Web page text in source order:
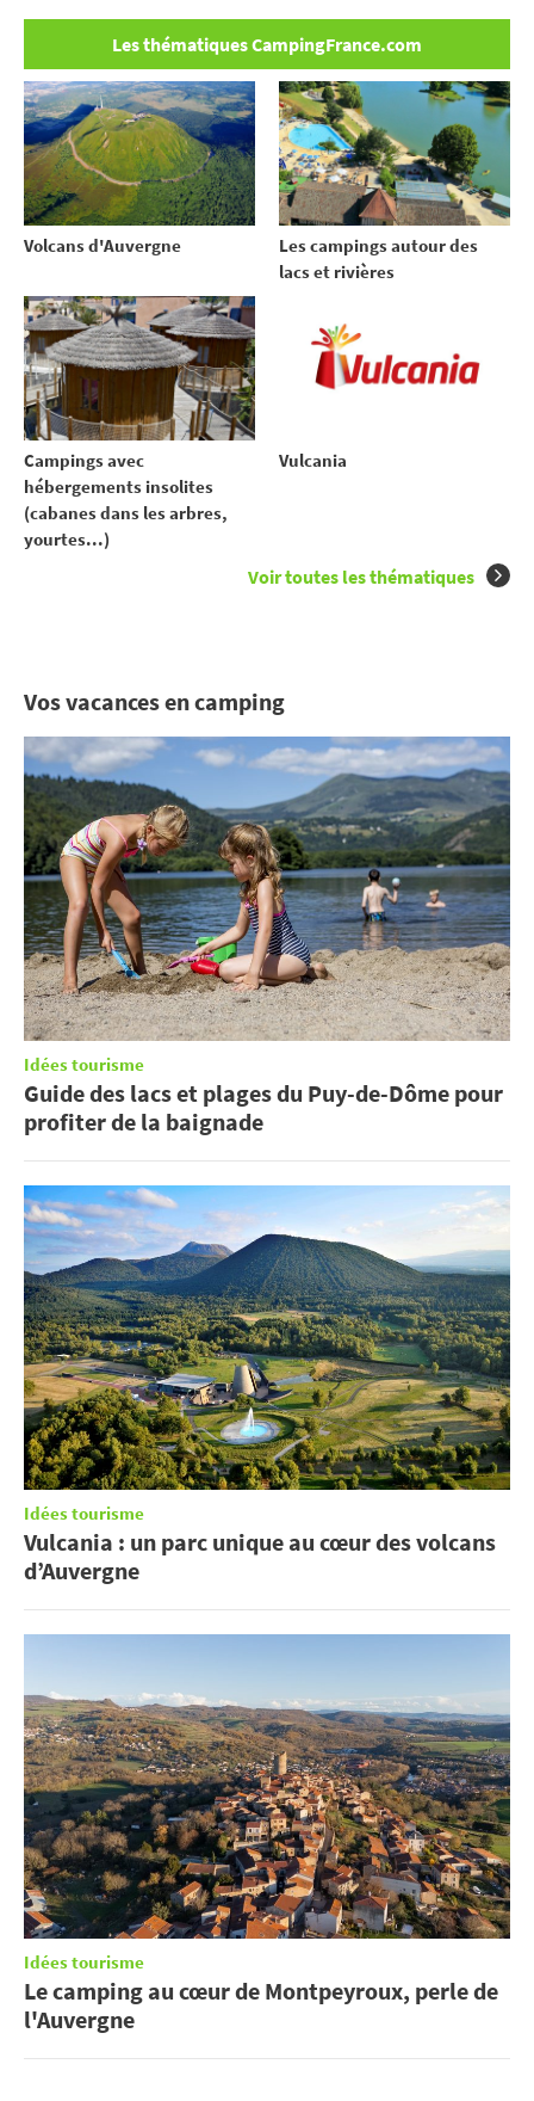
Les thématiques CampingFrance.com
Volcans d'Auvergne
Les campings autour des
lacs et rivières
Campings avec
hébergements insolites
(cabanes dans les arbres,
yourtes...)
Vulcania
Voir toutes les thématiques
Vos vacances en camping
Idées tourisme
Guide des lacs et plages du Puy-de-Dôme pour
profiter de la baignade
Idées tourisme
Vulcania : un parc unique au cœur des volcans
d’Auvergne
Idées tourisme
Le camping au cœur de Montpeyroux, perle de
l'Auvergne